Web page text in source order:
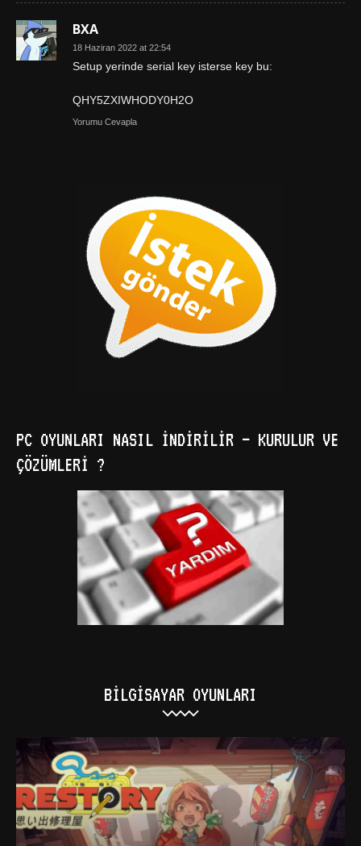
BXA
18 Haziran 2022 at 22:54
Setup yerinde serial key isterse key bu:
QHY5ZXIWHODY0H2O
Yorumu Cevapla
PC OYUNLARI NASIL İNDIRILIR – KURULUR VE
ÇÖZÜMLERI ?
BILGISAYAR OYUNLARI